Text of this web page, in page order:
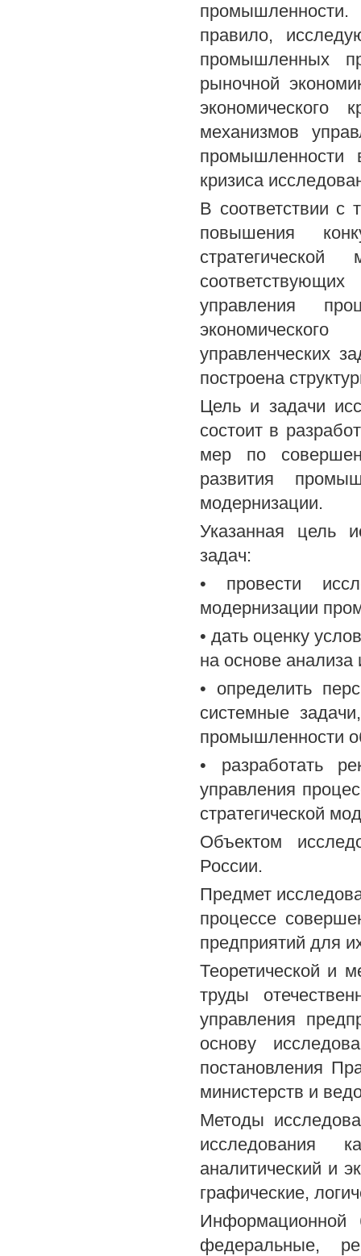
правило,
промышленных
рыночной
экономического
механизмов
промышленности
кризиса
В соответствии с
повышения
управления
управленческих
построена
Цель и задачи
состоит в
мер по
развития
модернизации.
Указанная цель
задач:
• провести
модернизации
• дать оценку
на основе анализа
• определить
системные
промышленности
• разработать
управления
стратегической
Объектом
России.
Предмет
процессе
предприятий для
Теоретической и
труды
управления
основу
постановления
министерств и
Методы
исследования
аналитический и
графические,
Информационной
федеральные,